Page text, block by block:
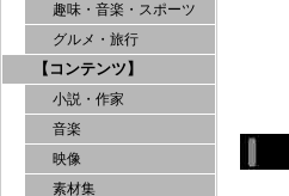
趣味・音楽・スポーツ
グルメ・旅行
【コンテンツ】
小説・作家
音楽
映像
素材集